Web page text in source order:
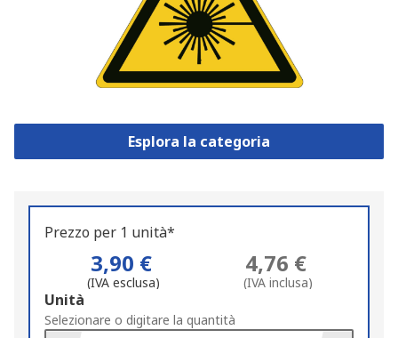
Esplora la categoria
Prezzo per 1 unità*
3,90 €
(IVA esclusa)
4,76 €
(IVA inclusa)
Add
to
Unità
Selezionare o digitare la quantità